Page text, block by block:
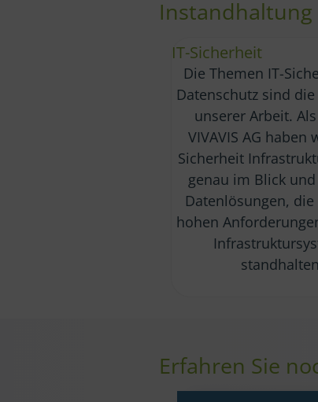
Instandhaltung
IT-Sicherheit
Die Themen IT-
Datenschutz sind
unserer Arbeit.
VIVAVIS AG haben
Sicherheit
genau im Blick
Datenlösungen,
hohen
Erfahren Sie